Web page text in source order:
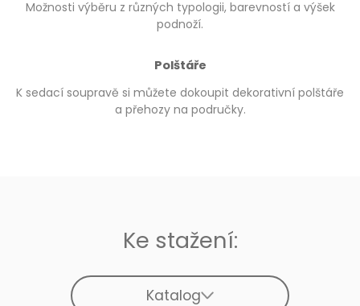
Možnosti výběru z různých typologii, barevností a výšek
podnoží.
Polštáře
K sedací soupravě si můžete dokoupit dekorativní polštáře
a přehozy na područky.
Ke stažení:
Katalog